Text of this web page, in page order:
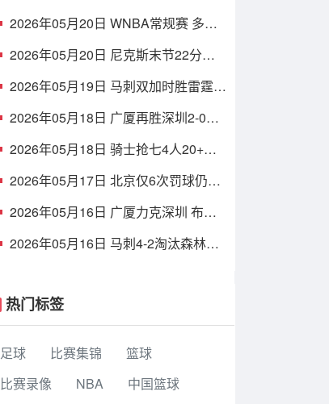
7+8+4帽
2026年05月20日 WNBA常规赛 多伦
锦
2026年05月20日 尼克斯末节22分史
登16中5
2026年05月19日 马刺双加时胜雷霆抢
24+11+6+7断
2026年05月18日 广厦再胜深圳2-0夺
中6
2026年05月18日 骑士抢七4人20+大
尔23分
2026年05月17日 北京仅6次罚球仍胜
温32分
2026年05月16日 广厦力克深圳 布朗
11中3
2026年05月16日 马刺4-2淘汰森林狼
热门标签
足球 比赛集锦
篮球
比赛录像
NBA
中国篮球